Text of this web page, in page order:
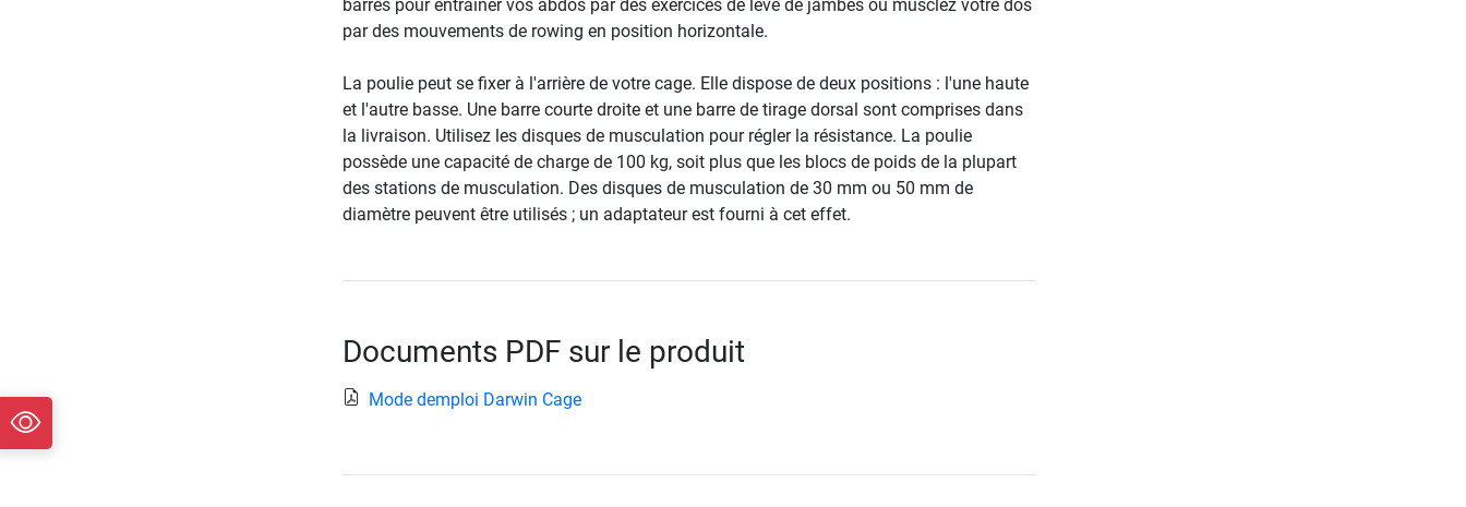
barres pour entraîner vos abdos par des exercices de levé de jambes ou musclez votre dos
par des mouvements de rowing en position horizontale.
La poulie peut se fixer à l'arrière de votre cage. Elle dispose de deux positions : l'une haute
et l'autre basse. Une barre courte droite et une barre de tirage dorsal sont comprises dans
la livraison. Utilisez les disques de musculation pour régler la résistance. La poulie
possède une capacité de charge de 100 kg, soit plus que les blocs de poids de la plupart
des stations de musculation. Des disques de musculation de 30 mm ou 50 mm de
diamètre peuvent être utilisés ; un adaptateur est fourni à cet effet.
Documents PDF sur le produit
Mode demploi Darwin Cage